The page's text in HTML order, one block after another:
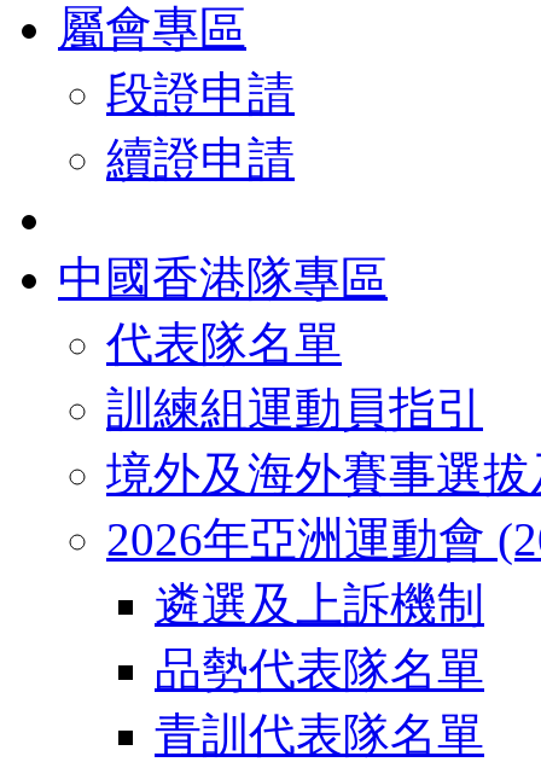
屬會專區
段證申請
續證申請
中國香港隊專區
代表隊名單
訓練組運動員指引
境外及海外賽事選
2026年亞洲運動會
遴選及上訴機制
品勢代表隊名單
青訓代表隊名單